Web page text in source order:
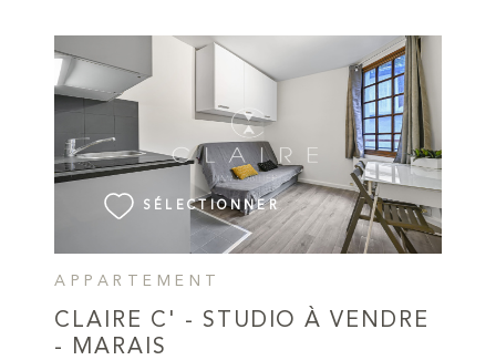
APPARTEMENT
CLAIRE C' - STUDIO À VENDRE
- MARAIS
SÉLECTIONNER
VOIR LE BIEN